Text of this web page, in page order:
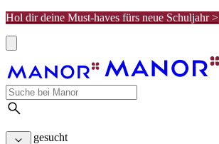
Hol dir deine Must-haves fürs neue Schuljahr >
Meist gesucht